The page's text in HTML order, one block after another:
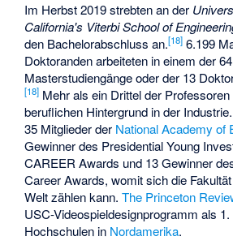
Im Herbst 2019 strebten an der
California's Viterbi School of
den Bachelorabschluss an.[18] 6.199
Doktoranden arbeiteten in einem der 64
Masterstudiengänge oder der 13
[18] Mehr als ein Drittel der Professoren
beruflichen Hintergrund in der
35 Mitglieder der National Academy of
Gewinner des Presidential Young
CAREER Awards und 13 Gewinner
Career Awards, womit sich die
Welt zählen kann.The Princeton
USC-Videospieldesignprogramm als
Hochschulen in Nordamerika.